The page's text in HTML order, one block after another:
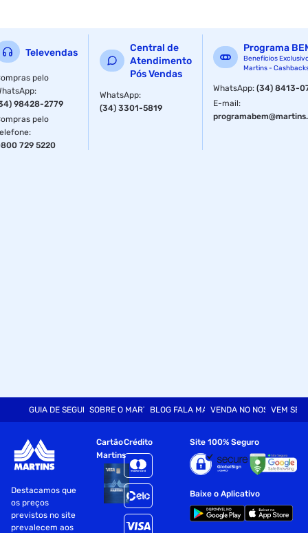
Televendas
pelo
:
98428-2779
pelo
:
729 5220
Central de
Atendimento
Pós Vendas
WhatsApp:
(34) 3301-5819
Programa
Benefícios
Martins -
WhatsApp:(34) 8413-
E-mail:
GUIA DE SEGURANÇASOBRE O MARTINSBLOG FALA MARTVENDA NO NOSSO SITE
VEM SER
Destacamos que
os preços
previstos no site
prevalecem aos
Cartão
Martins
Crédito Site 100% Seguro
Baixe o Aplicativo